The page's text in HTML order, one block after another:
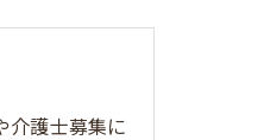
介護士募集に